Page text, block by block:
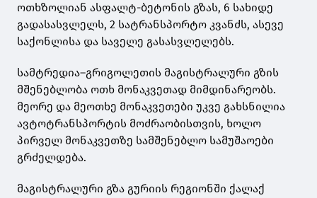
ოთხზოლიან ასფალტ-ბეტონის გზას, 6 სახიდე
გადასასვლელს, 2 სატრანსპორტო კვანძს, ასევე
საქონლისა და საველე გასასვლელებს.
სამტრედია–გრიგოლეთის მაგისტრალური გზის
მშენებლობა ოთხ მონაკვეთად მიმდინარეობს.
მეორე და მეოთხე მონაკვეთები უკვე გახსნილია
ავტოტრანსპორტის მოძრაობისთვის, ხოლო
პირველ მონაკვეთზე სამშენებლო სამუშაოები
გრძელდება.
მაგისტრალური გზა გურიის რეგიონში ქალაქ